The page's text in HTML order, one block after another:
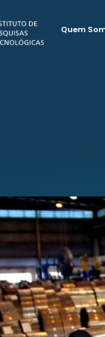
Quem